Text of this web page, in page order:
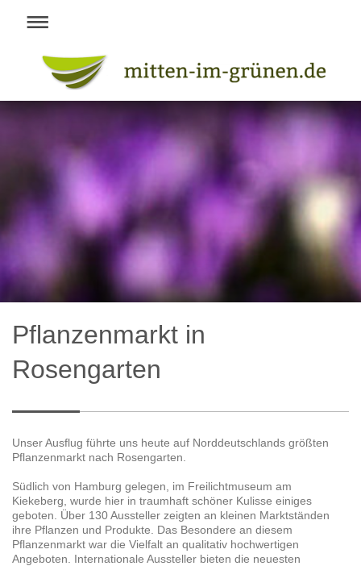
Pflanzenmarkt in
Rosengarten
Unser Ausflug führte uns heute auf Norddeutschlands größten
Pflanzenmarkt nach Rosengarten.
Südlich von Hamburg gelegen, im Freilichtmuseum am
Kiekeberg, wurde hier in traumhaft schöner Kulisse einiges
geboten. Über 130 Aussteller zeigten an kleinen Marktständen
ihre Pflanzen und Produkte. Das Besondere an diesem
Pflanzenmarkt war die Vielfalt an qualitativ hochwertigen
Angeboten. Internationale Aussteller bieten die neuesten